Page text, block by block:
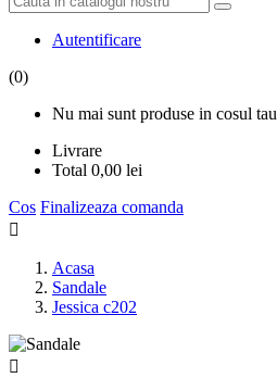
Autentificare
(0)
Nu mai sunt produse in cosul tau
Livrare
Total 0,00 lei
Cos Finalizeaza comanda

Acasa
Sandale
Jessica c202
